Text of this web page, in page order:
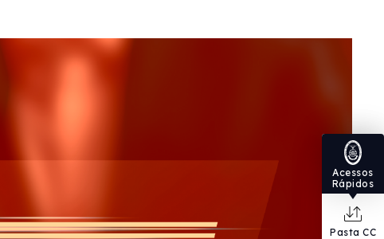
Acessos
Rápidos
Pasta CC